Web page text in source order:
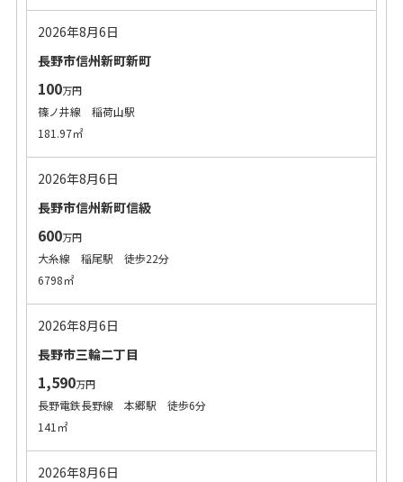
2026年8月6日
長野市信州新町新町
100万円
篠ノ井線 稲荷山駅
181.97㎡
2026年8月6日
長野市信州新町信級
600万円
大糸線 稲尾駅 徒歩22分
6798㎡
2026年8月6日
長野市三輪二丁目
1,590万円
長野電鉄長野線 本郷駅 徒歩6分
141㎡
2026年8月6日